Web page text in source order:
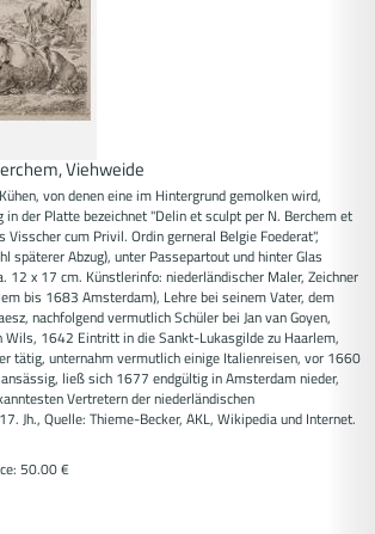
Viehweide
von denen eine im Hintergrund gemolken wird,
der Platte bezeichnet "Delin et sculpt per N. Berchem et
Visscher cum Privil. Ordin gerneral Belgie Foederat",
späterer Abzug), unter Passepartout und hinter Glas
12 x 17 cm. Künstlerinfo: niederländischer Maler, Zeichner
bis 1683 Amsterdam), Lehre bei seinem Vater, dem
nachfolgend vermutlich Schüler bei Jan van Goyen,
Wils, 1642 Eintritt in die Sankt-Lukasgilde zu Haarlem,
tätig, unternahm vermutlich einige Italienreisen, vor 1660
ließ sich 1677 endgültig in Amsterdam nieder,
Vertretern der niederländischen
Jh., Quelle: Thieme-Becker, AKL, Wikipedia und Internet.
50.00 €